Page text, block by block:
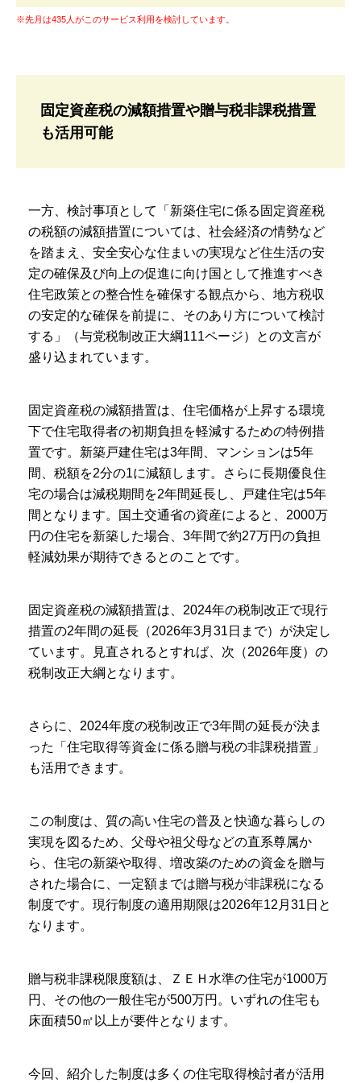
※先月は435人がこのサービス利用を検討しています。
固定資産税の減額措置や贈与税非課税措置
も活用可能
一方、検討事項として「新築住宅に係る固定資産税
の税額の減額措置については、社会経済の情勢など
を踏まえ、安全安心な住まいの実現など住生活の安
定の確保及び向上の促進に向け国として推進すべき
住宅政策との整合性を確保する観点から、地方税収
の安定的な確保を前提に、そのあり方について検討
する」（与党税制改正大綱111ページ）との文言が
盛り込まれています。
固定資産税の減額措置は、住宅価格が上昇する環境
下で住宅取得者の初期負担を軽減するための特例措
置です。新築戸建住宅は3年間、マンションは5年
間、税額を2分の1に減額します。さらに長期優良住
宅の場合は減税期間を2年間延長し、戸建住宅は5年
間となります。国土交通省の資産によると、2000万
円の住宅を新築した場合、3年間で約27万円の負担
軽減効果が期待できるとのことです。
固定資産税の減額措置は、2024年の税制改正で現行
措置の2年間の延長（2026年3月31日まで）が決定し
ています。見直されるとすれば、次（2026年度）の
税制改正大綱となります。
さらに、2024年度の税制改正で3年間の延長が決ま
った「住宅取得等資金に係る贈与税の非課税措置」
も活用できます。
この制度は、質の高い住宅の普及と快適な暮らしの
実現を図るため、父母や祖父母などの直系尊属か
ら、住宅の新築や取得、増改築のための資金を贈与
された場合に、一定額までは贈与税が非課税になる
制度です。現行制度の適用期限は2026年12月31日と
なります。
贈与税非課税限度額は、ＺＥＨ水準の住宅が1000万
円、その他の一般住宅が500万円。いずれの住宅も
床面積50㎡以上が要件となります。
今回、紹介した制度は多くの住宅取得検討者が活用